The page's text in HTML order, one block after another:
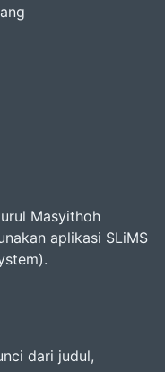
Masyithoh
aplikasi SLiMS
dari judul,